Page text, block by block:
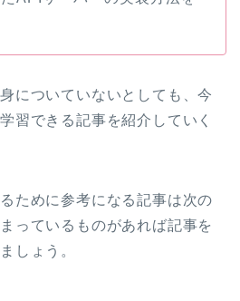
についていないとしても、今
習できる記事を紹介していく
ために参考になる記事は次の
っているものがあれば記事を
しょう。